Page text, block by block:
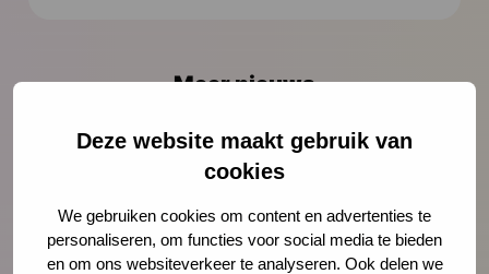
Deze website maakt gebruik van
cookies
We gebruiken cookies om content en advertenties te
personaliseren, om functies voor social media te bieden
en om ons websiteverkeer te analyseren. Ook delen we
Meer nieuws